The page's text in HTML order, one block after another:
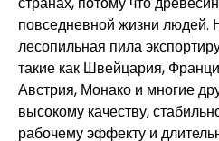
повседневной жизни людей.
лесопильная пила
такие как Швейцария,
Австрия, Монако и многие
высокому качеству,
рабочему эффекту и